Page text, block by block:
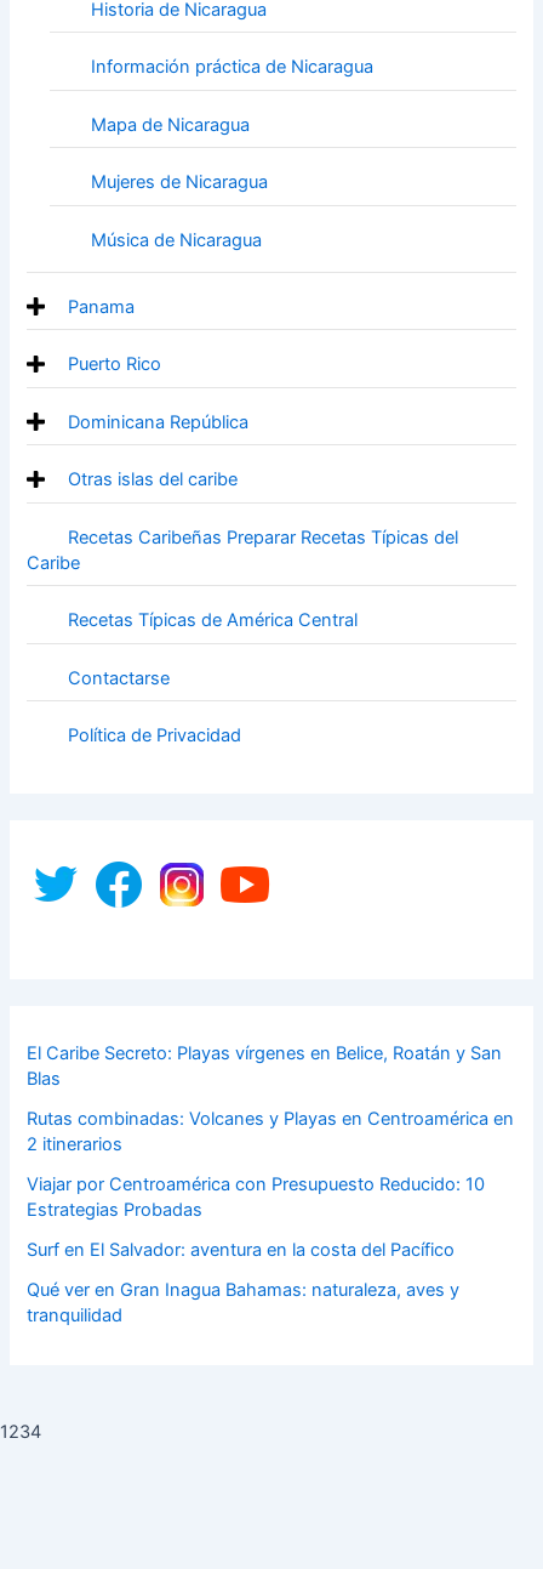
Historia de Nicaragua
Información práctica de Nicaragua
Mapa de Nicaragua
Mujeres de Nicaragua
Música de Nicaragua
Panama
Puerto Rico
Dominicana República
Otras islas del caribe
Recetas Caribeñas Preparar Recetas Típicas del
Caribe
Recetas Típicas de América Central
Contactarse
Política de Privacidad
El Caribe Secreto: Playas vírgenes en Belice, Roatán y San
Blas
Rutas combinadas: Volcanes y Playas en Centroamérica en
2 itinerarios
Viajar por Centroamérica con Presupuesto Reducido: 10
Estrategias Probadas
Surf en El Salvador: aventura en la costa del Pacífico
Qué ver en Gran Inagua Bahamas: naturaleza, aves y
tranquilidad
1234